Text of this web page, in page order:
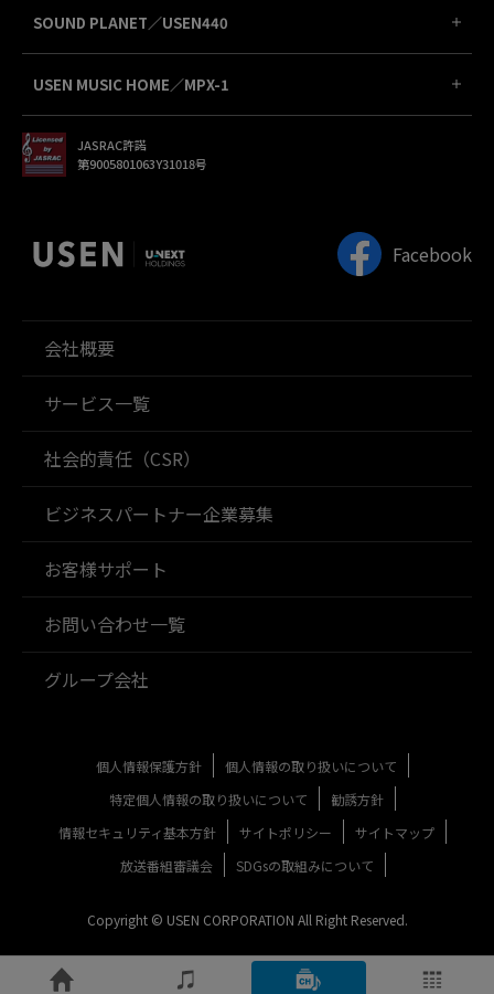
SOUND PLANET／USEN440
USEN MUSIC HOME／MPX-1
JASRAC許諾
第9005801063Y31018号
Facebook
会社概要
サービス一覧
社会的責任（CSR）
ビジネスパートナー企業募集
お客様サポート
お問い合わせ一覧
グループ会社
個人情報保護方針
個人情報の取り扱いについて
特定個人情報の取り扱いについて
勧誘方針
情報セキュリティ基本方針
サイトポリシー
サイトマップ
放送番組審議会
SDGsの取組みについて
Copyright © USEN CORPORATION All Right Reserved.